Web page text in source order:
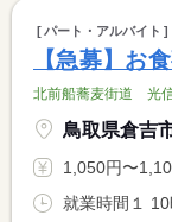
パート・アルバイト
【急募】お
北前船蕎麦街道 光
鳥取県倉吉
1,050円〜1,100円 ※フルタ